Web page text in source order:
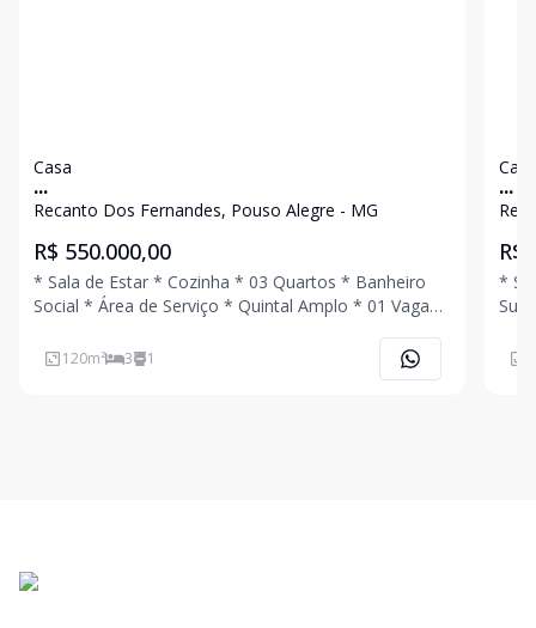
Casa
...
Recanto Dos Fernandes, Pouso Alegre - MG
R$ 550.000,00
* Sala de Estar * Cozinha * 03 Quartos * Banheiro
Social * Área de Serviço * Quintal Amplo * 01 Vaga
Uma Visita!!!
120m² 3 1
Casa
...
R$
*